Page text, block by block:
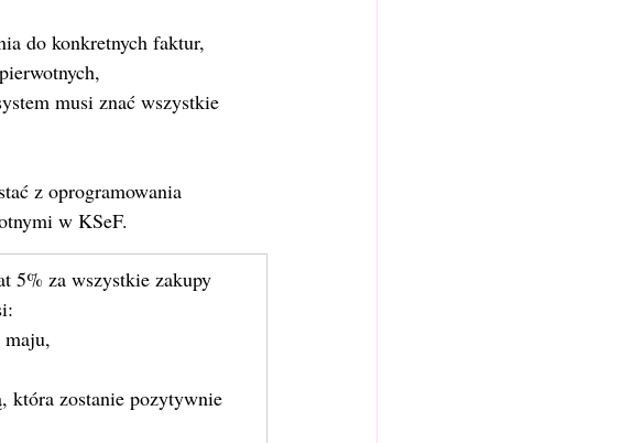
do konkretnych faktur,
musi znać wszystkie
z oprogramowania
w KSeF.
5% za wszystkie zakupy
która zostanie pozytywnie